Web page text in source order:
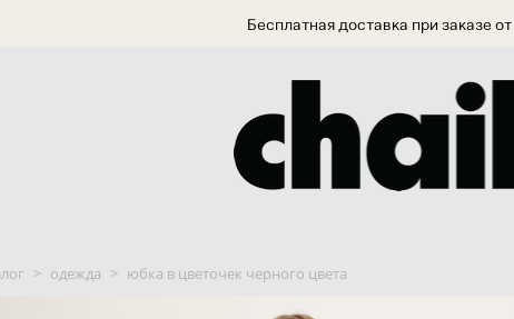
Бесплатная доставка при заказе от
> одежда > юбка в цветочек черного цвета